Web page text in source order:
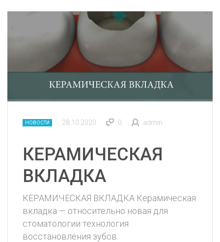
НОВОСТИ 28.10.2020 0 admin
КЕРАМИЧЕСКАЯ
ВКЛАДКА
КЕРАМИЧЕСКАЯ ВКЛАДКА Керамическая
вкладка — относительно новая для
стоматологии технология
восстановления зубов.